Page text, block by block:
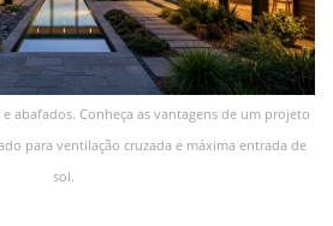
abafados. Conheça as vantagens de um projeto
para ventilação cruzada e máxima entrada de
sol.